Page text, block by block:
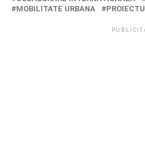
MOBILITATE URBANA